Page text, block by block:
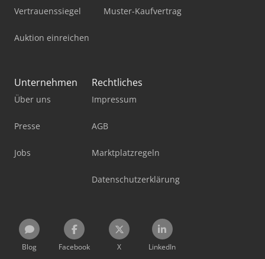
Vertrauenssiegel
Auktion einreichen
Muster-Kaufvertrag
Unternehmen
Über uns
Presse
Jobs
Rechtliches
Impressum
AGB
Marktplatzregeln
Datenschutzerklärung
Blog Facebook X LinkedIn